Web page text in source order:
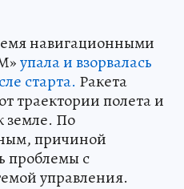
навигационными
упала и взорвалась
старта. Ракета
траектории полета и
земле. По
причиной
проблемы с
управления.